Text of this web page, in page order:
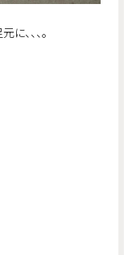
、、、。